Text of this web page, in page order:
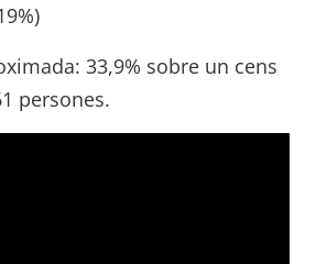
33,9% sobre un cens
persones.